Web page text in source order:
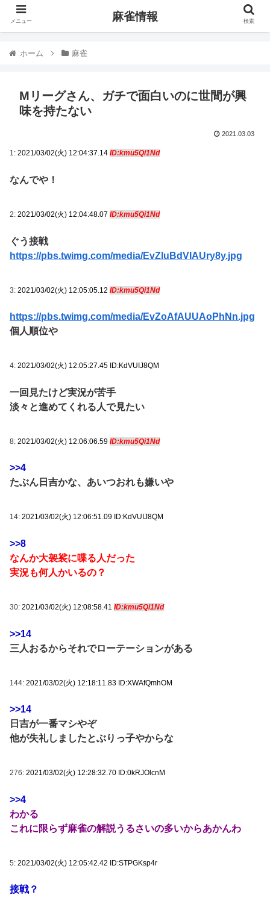
ホーム 麻雀
Mリーグさん、ガチで面白いのに世間が興
味を持たない
2021.03.03
1: 2021/03/02(火) 12:04:37.14 ID:kmu5Qi1Nd
なんでや！
2: 2021/03/02(火) 12:04:48.07 ID:kmu5Qi1Nd
ぐう接戦
https://pbs.twimg.com/media/EvZluBdVIAUry8y.jpg
3: 2021/03/02(火) 12:05:05.12 ID:kmu5Qi1Nd
https://pbs.twimg.com/media/EvZoAfAUUAoPhNn.jpg
個人順位や
4: 2021/03/02(火) 12:05:27.45 ID:KdVUIJ8QM
一回見たけど実況が苦手
淡々と進めてくれる人で見たい
8: 2021/03/02(火) 12:06:06.59 ID:kmu5Qi1Nd
>>4
たぶん日吉かな、あいつおれも嫌いや
14: 2021/03/02(火) 12:06:51.09 ID:KdVUIJ8QM
>>8
なんか大袈裟に喋る人だった
実況も何人かいるの？
30: 2021/03/02(火) 12:08:58.41 ID:kmu5Qi1Nd
>>14
三人おるからそれでローテーションがある
144: 2021/03/02(火) 12:18:11.83 ID:XWAfQmhOM
>>14
日吉が一番マシやぞ
他が失礼しましたとぶりっ子やからな
276: 2021/03/02(火) 12:28:32.70 ID:0kRJOlcnM
>>4
わかる
これに限らず麻雀の解説うるさいの多いからあかんわ
5: 2021/03/02(火) 12:05:42.42 ID:STPGKsp4r
接戦？
メニュー 麻雀情報 検索